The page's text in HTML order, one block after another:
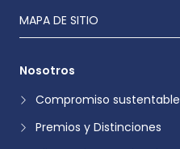
MAPA DE SITIO
Nosotros
Compromiso sustentable
Premios y Distinciones